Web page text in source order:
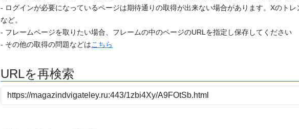
- ログインが必要になっているページは期待通りの取得が出来ない場合があります。Xのト
など。
- フレームページを取りたい場合、フレームの中のページのURLを指定し保存してください
- その他の取得の問題などはこちら
URLを再検索